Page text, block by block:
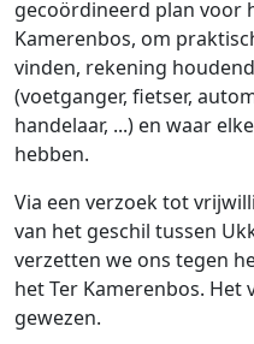
gecoördineerd plan voor
Kamerenbos, om
vinden, rekening
(voetganger, fietser,
handelaar, ...) en waar
hebben.
Via een verzoek tot
van het geschil tussen
verzetten we ons tegen
het Ter Kamerenbos.
gewezen.